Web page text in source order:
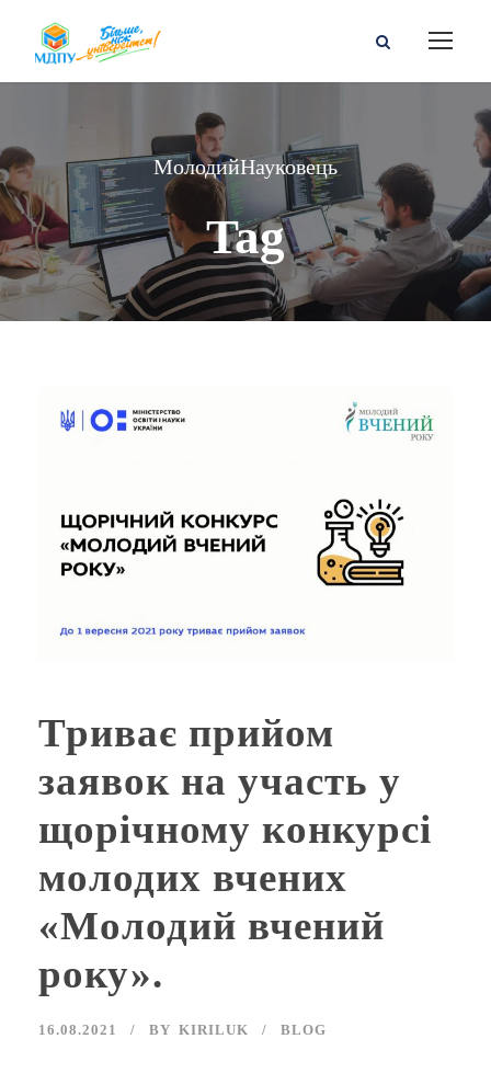
МолодийНауковець
Tag
Триває прийом
заявок на участь у
щорічному конкурсі
молодих вчених
«Молодий вчений
року».
16.08.2021 BY KIRILUK BLOG